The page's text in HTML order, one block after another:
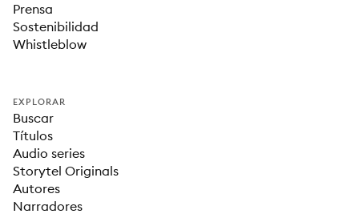
Prensa
Sostenibilidad
Whistleblow
EXPLORAR
Buscar
Títulos
Audio series
Storytel Originals
Autores
Narradores